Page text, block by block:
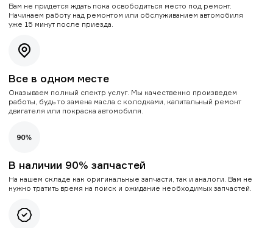
Вам не придется ждать пока освободиться место под ремонт.
Начинаем работу над ремонтом или обслуживанием автомобиля
уже 15 минут после приезда.
Все в одном месте
Оказываем полный спектр услуг. Мы качественно произведем
работы, будь то замена масла с колодками, капитальный ремонт
двигателя или покраска автомобиля.
В наличии 90% запчастей
На нашем складе как оригинальные запчасти, так и аналоги. Вам не
нужно тратить время на поиск и ожидание необходимых запчастей.